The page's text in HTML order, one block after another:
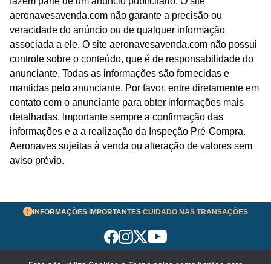
aeronavesavenda.com não garante a precisão ou
veracidade do anúncio ou de qualquer informação
associada a ele. O site aeronavesavenda.com não possui
controle sobre o conteúdo, que é de responsabilidade do
anunciante. Todas as informações são fornecidas e
mantidas pelo anunciante. Por favor, entre diretamente em
contato com o anunciante para obter informações mais
detalhadas. Importante sempre a confirmação das
informações e a a realização da Inspeção Pré-Compra.
Aeronaves sujeitas à venda ou alteração de valores sem
aviso prévio.
INFORMAÇÕES IMPORTANTES CUIDADO NAS TRANSAÇÕES